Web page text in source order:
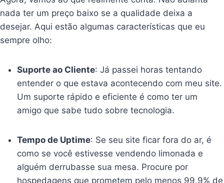
nada ter um preço baixo se a qualidade deixa a
desejar. Aqui estão algumas características que eu
sempre olho:
Suporte ao Cliente: Já passei horas tentando
entender o que estava acontecendo com meu site.
Um suporte rápido e eficiente é como ter um
amigo que sabe tudo sobre tecnologia.
Tempo de Uptime: Se seu site ficar fora do ar, é
como se você estivesse vendendo limonada e
alguém derrubasse sua mesa. Procure por
hospedagens que prometem pelo menos 99,9% de